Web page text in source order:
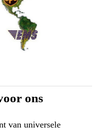
ons
van universele